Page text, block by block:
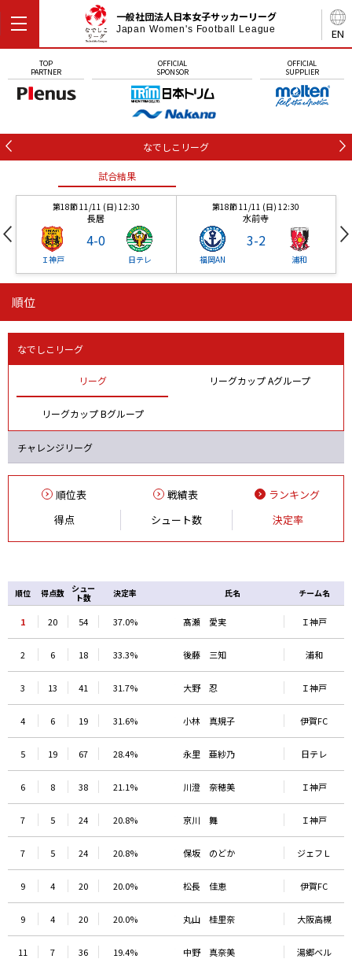
EN
一般社団法人日本女子サッカーリーグ
Japan Women's Football League
TOP
PARTNER
OFFICIAL
SPONSOR
OFFICIAL
SUPPLIER
なでしこリーグ
試合結果
第18節 11/11 (日) 12:30
長居
Ｉ神戸
4-0
日テレ
第18節 11/11 (日) 12:30
水前寺
福岡AN
3-2
浦和
順位
なでしこリーグ
リーグ リーグカップ Aグループ
リーグカップ Bグループ
チャレンジリーグ
順位表 戦績表
ランキング
得点
シュート数 決定率
順位 得点数
シュー
ト数
決定率 氏名 チーム名
1 20 54 37.0% 髙瀬 愛実 Ｉ神戸
2 6 18 33.3% 後藤 三知 浦和
3 13 41 31.7% 大野 忍 Ｉ神戸
4 6 19 31.6% 小林 真規子 伊賀FC
5 19 67 28.4% 永里 亜紗乃 日テレ
6 8 38 21.1% 川澄 奈穂美 Ｉ神戸
7 5 24 20.8% 京川 舞 Ｉ神戸
7 5 24 20.8% 保坂 のどか ジェフＬ
9 4 20 20.0% 松長 佳恵 伊賀FC
9 4 20 20.0% 丸山 桂里奈 大阪高槻
11 7 36 19.4% 中野 真奈美 湯郷ベル